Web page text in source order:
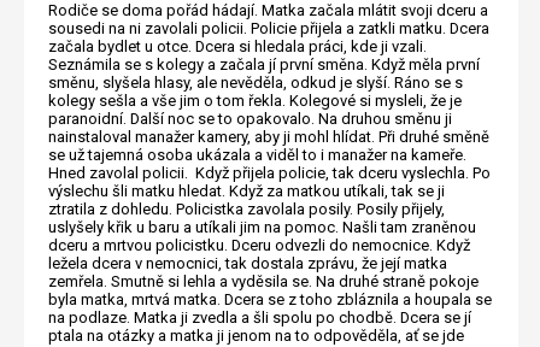
Rodiče se doma pořád hádají. Matka začala mlátit svoji dceru a
sousedi na ni zavolali policii. Policie přijela a zatkli matku. Dcera
začala bydlet u otce. Dcera si hledala práci, kde ji vzali.
Seznámila se s kolegy a začala jí první směna. Když měla první
směnu, slyšela hlasy, ale nevěděla, odkud je slyší. Ráno se s
kolegy sešla a vše jim o tom řekla. Kolegové si mysleli, že je
paranoidní. Další noc se to opakovalo. Na druhou směnu ji
nainstaloval manažer kamery, aby ji mohl hlídat. Při druhé směně
se už tajemná osoba ukázala a viděl to i manažer na kameře.
Hned zavolal policii. Když přijela policie, tak dceru vyslechla. Po
výslechu šli matku hledat. Když za matkou utíkali, tak se ji
ztratila z dohledu. Policistka zavolala posily. Posily přijely,
uslyšely křik u baru a utíkali jim na pomoc. Našli tam zraněnou
dceru a mrtvou policistku. Dceru odvezli do nemocnice. Když
ležela dcera v nemocnici, tak dostala zprávu, že její matka
zemřela. Smutně si lehla a vyděsila se. Na druhé straně pokoje
byla matka, mrtvá matka. Dcera se z toho zbláznila a houpala se
na podlaze. Matka ji zvedla a šli spolu po chodbě. Dcera se jí
ptala na otázky a matka ji jenom na to odpověděla, ať se jde